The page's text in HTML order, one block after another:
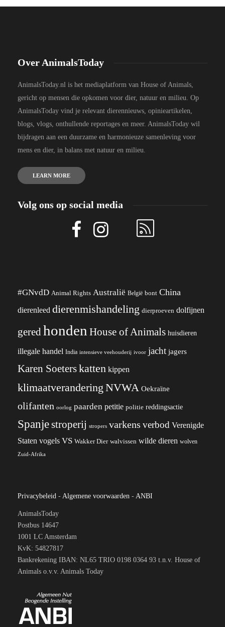
Over AnimalsToday
AnimalsToday.nl is het mediaplatform van House of Animals,
gericht op mensen die opkomen voor dier, natuur en milieu. Op
AnimalsToday vind je relevant dierennieuws, opinieartikelen,
blogs, vlogs, onthullende reportages en meer. AnimalsToday wil
bijdragen aan een duurzame en harmonieuze samenleving voor
mens en dier, in balans met natuur en milieu.
LEARN MORE
Volg ons op social media
#GNvdD Animal Rights Australië België bont China
dierenleed dierenmishandeling dierproeven dolfijnen
geredhonden House of Animals huisdieren
illegale handel India intensieve veehouderij ivoor jacht jagers
Karen Soeterskatten kippen
klimaatverandering NVWA Oekraïne
olifanten oorlog paarden petitie politie reddingsactie
Spanjestroperij stropers varkens verbod Verenigde
Staten vogels VS Wakker Dier walvissen wilde dieren wolven
Zuid-Afrika
Privacybeleid - Algemene voorwaarden - ANBI
AnimalsToday
Postbus 14647
1001 LC Amsterdam
KvK: 54827817
Bankrekening IBAN: NL65 TRIO 0198 0364 93 t.n.v. House of
Animals o.v.v. Animals Today